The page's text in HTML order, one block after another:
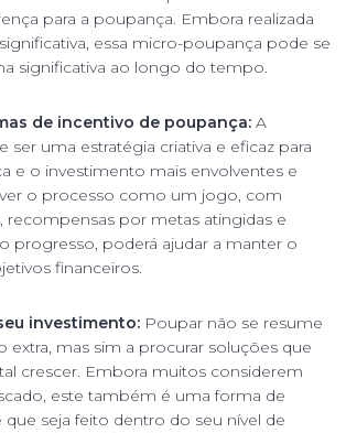
para a poupança. Embora realizada
essa micro-poupança pode se
significativa ao longo do tempo.
de incentivo de poupança: A
ser uma estratégia criativa e eficaz para
e o investimento mais envolventes e
o processo como um jogo, com
recompensas por metas atingidas e
progresso, poderá ajudar a manter o
financeiros.
investimento: Poupar não se resume
extra, mas sim a procurar soluções que
crescer. Embora muitos considerem
este também é uma forma de
que seja feito dentro do seu nível de